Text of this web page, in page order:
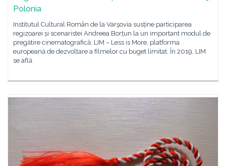
Polonia
Institutul Cultural Român de la Varşovia susține participarea
regizoarei și scenaristei Andreea Borțun la un important modul de
pregătire cinematografică: LIM – Less is More, platforma
europeană de dezvoltare a filmelor cu buget limitat. În 2019, LIM
se află